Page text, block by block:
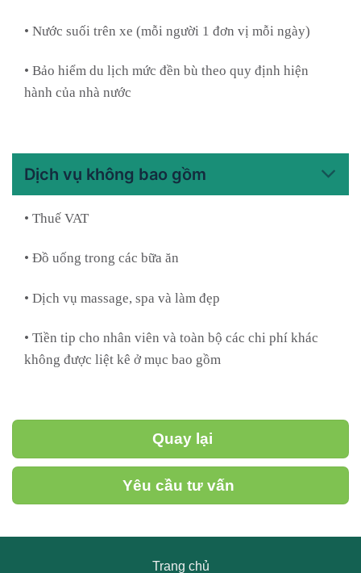
• Nước suối trên xe (mỗi người 1 đơn vị mỗi ngày)
• Bảo hiểm du lịch mức đền bù theo quy định hiện
hành của nhà nước
Dịch vụ không bao gồm
• Thuế VAT
• Đồ uống trong các bữa ăn
• Dịch vụ massage, spa và làm đẹp
• Tiền tip cho nhân viên và toàn bộ các chi phí khác
không được liệt kê ở mục bao gồm
Quay lại
Yêu cầu tư vấn
Trang chủ